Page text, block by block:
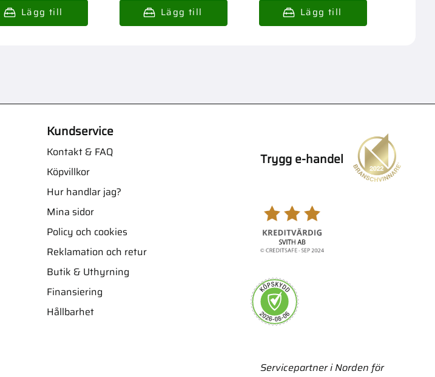
Kundservice
Kontakt & FAQ
Köpvillkor
Hur handlar jag?
Mina sidor
Policy och cookies
Reklamation och retur
Butik & Uthyrning
Finansiering
Hållbarhet
Trygg e-handel
Servicepartner i Norden för